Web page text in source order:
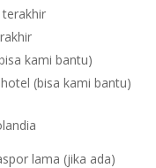
terakhir
kami bantu)
(bisa kami bantu)
lama (jika ada)